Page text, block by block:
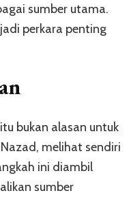
sumber utama.
perkara penting
bukan alasan untuk
melihat sendiri
ini diambil
sumber